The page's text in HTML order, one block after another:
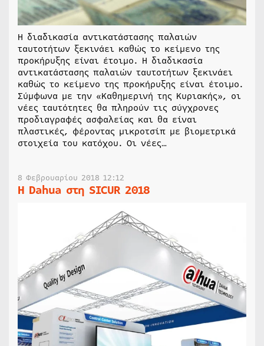
Η διαδικασία αντικατάστασης παλαιών
ταυτοτήτων ξεκινάει καθώς το κείμενο της
προκήρυξης είναι έτοιμο. Η διαδικασία
αντικατάστασης παλαιών ταυτοτήτων ξεκινάει
καθώς το κείμενο της προκήρυξης είναι έτοιμο.
Σύμφωνα με την «Καθημερινή της Κυριακής», οι
νέες ταυτότητες θα πληρούν τις σύγχρονες
προδιαγραφές ασφαλείας και θα είναι
πλαστικές, φέροντας μικροτσίπ με βιομετρικά
στοιχεία του κατόχου. Οι νέες…
8 Φεβρουαρίου 2018 12:12
Η Dahua στη SICUR 2018